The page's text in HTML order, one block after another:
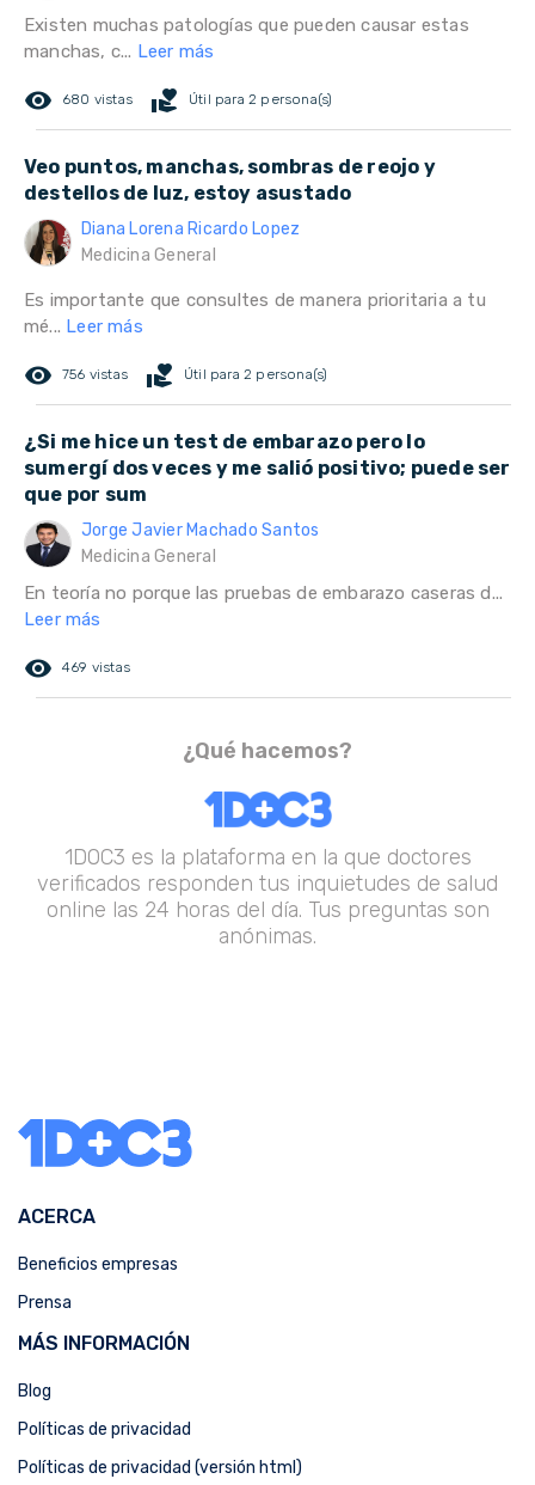
Existen muchas patologías que pueden causar estas
manchas, c... Leer más
remove_red_eye 680 vistas volunteer_activism Útil para 2 persona(s)
Veo puntos, manchas, sombras de reojo y
destellos de luz, estoy asustado
Diana Lorena Ricardo Lopez
Medicina General
Es importante que consultes de manera prioritaria a tu
mé... Leer más
remove_red_eye 756 vistas volunteer_activism Útil para 2 persona(s)
¿Si me hice un test de embarazo pero lo
sumergí dos veces y me salió positivo; puede ser
que por sum
Jorge Javier Machado Santos
Medicina General
En teoría no porque las pruebas de embarazo caseras d...
Leer más
remove_red_eye 469 vistas
¿Qué hacemos?
1DOC3 es la plataforma en la que doctores
verificados responden tus inquietudes de salud
online las 24 horas del día. Tus preguntas son
anónimas.
ACERCA
Beneficios empresas
Prensa
MÁS INFORMACIÓN
Blog
Políticas de privacidad
Políticas de privacidad (versión html)